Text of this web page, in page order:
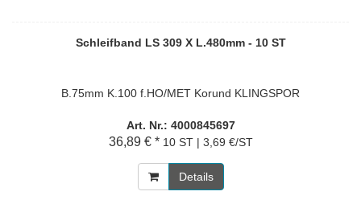
Schleifband LS 309 X L.480mm - 10 ST
B.75mm K.100 f.HO/MET Korund KLINGSPOR
Art. Nr.: 4000845697
36,89 € * 10 ST | 3,69 €/ST
Details